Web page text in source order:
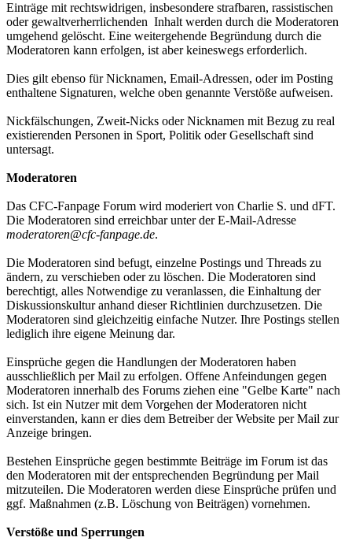
Einträge mit rechtswidrigen, insbesondere strafbaren, rassistischen
oder gewaltverherrlichenden Inhalt werden durch die Moderatoren
umgehend gelöscht. Eine weitergehende Begründung durch die
Moderatoren kann erfolgen, ist aber keineswegs erforderlich.
Dies gilt ebenso für Nicknamen, Email-Adressen, oder im Posting
enthaltene Signaturen, welche oben genannte Verstöße aufweisen.
Nickfälschungen, Zweit-Nicks oder Nicknamen mit Bezug zu real
existierenden Personen in Sport, Politik oder Gesellschaft sind
untersagt.
Moderatoren
Das CFC-Fanpage Forum wird moderiert von Charlie S. und dFT.
Die Moderatoren sind erreichbar unter der E-Mail-Adresse
moderatoren@cfc-fanpage.de.
Die Moderatoren sind befugt, einzelne Postings und Threads zu
ändern, zu verschieben oder zu löschen. Die Moderatoren sind
berechtigt, alles Notwendige zu veranlassen, die Einhaltung der
Diskussionskultur anhand dieser Richtlinien durchzusetzen. Die
Moderatoren sind gleichzeitig einfache Nutzer. Ihre Postings stellen
lediglich ihre eigene Meinung dar.
Einsprüche gegen die Handlungen der Moderatoren haben
ausschließlich per Mail zu erfolgen. Offene Anfeindungen gegen
Moderatoren innerhalb des Forums ziehen eine "Gelbe Karte" nach
sich. Ist ein Nutzer mit dem Vorgehen der Moderatoren nicht
einverstanden, kann er dies dem Betreiber der Website per Mail zur
Anzeige bringen.
Bestehen Einsprüche gegen bestimmte Beiträge im Forum ist das
den Moderatoren mit der entsprechenden Begründung per Mail
mitzuteilen. Die Moderatoren werden diese Einsprüche prüfen und
ggf. Maßnahmen (z.B. Löschung von Beiträgen) vornehmen.
Verstöße und Sperrungen